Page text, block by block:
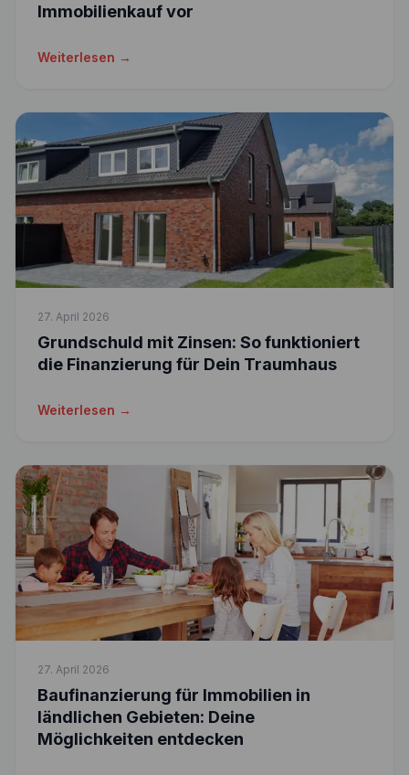
Immobilienkauf vor
Weiterlesen →
27. April 2026
Grundschuld mit Zinsen: So funktioniert
die Finanzierung für Dein Traumhaus
Weiterlesen →
27. April 2026
Baufinanzierung für Immobilien in
ländlichen Gebieten: Deine
Möglichkeiten entdecken